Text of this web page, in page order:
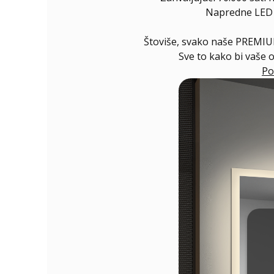
Napredne
Štoviše, svako naše
Sve to kako bi vaše